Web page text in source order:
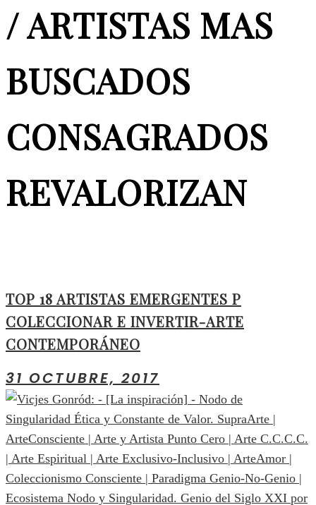
/ ARTISTAS MAS
BUSCADOS
CONSAGRADOS
REVALORIZAN
TOP 18 ARTISTAS EMERGENTES P
COLECCIONAR E INVERTIR-ARTE
CONTEMPORÁNEO
31 OCTUBRE, 2017